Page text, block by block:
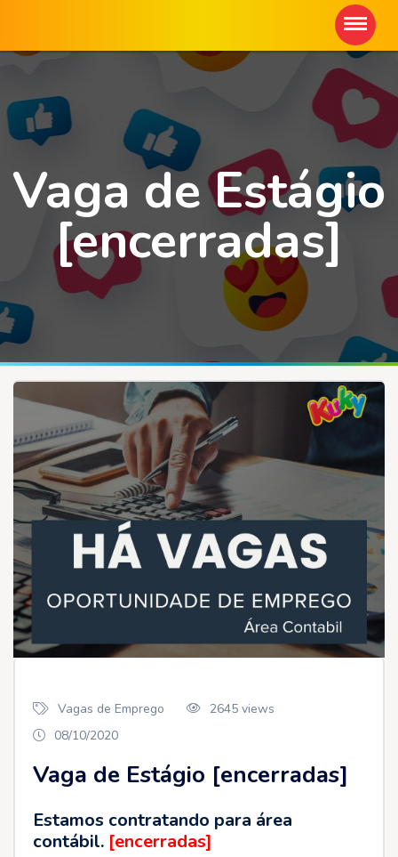
Vaga de Estágio
[encerradas]
Vagas de Emprego
2645 views
08/10/2020
Vaga de Estágio [encerradas]
Estamos contratando para área
contábil. [encerradas]